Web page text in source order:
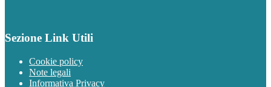
Sezione Link Utili
Cookie policy
Note legali
Informativa Privacy